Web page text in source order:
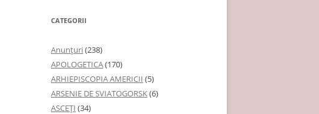
CATEGORII
Anunţuri(238)
APOLOGETICA(170)
ARHIEPISCOPIA AMERICII (5)
ARSENIE DE SVIATOGORSK(6)
ASCEȚI (34)